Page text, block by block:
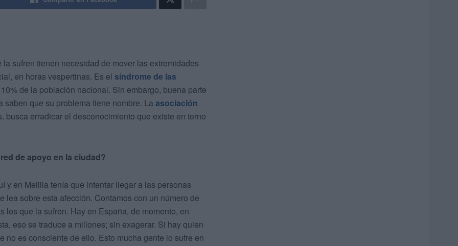
sufren tienen necesidad de mover las extremidades
en horas vespertinas. Es el síndrome de las
de la población nacional. Sin embargo, buena parte
que su problema tiene nombre. La asociación
erradicar el desconocimiento que existe en torno
de apoyo en la ciudad?
y en Melilla tenía que intentar llegar a las personas
lea sobre esta afección. Contamos con un número de
los que la sufren. Hay en España, de momento, en
eso se traduce a millones; sin exagerar. Si hay quien
es consciente de ello. Esto mucha gente lo sufre en